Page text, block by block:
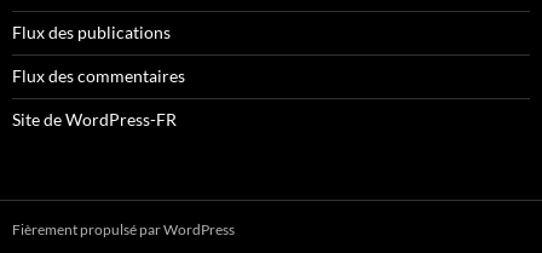
Flux des publications
Flux des commentaires
Site de WordPress-FR
Fièrement propulsé par WordPress